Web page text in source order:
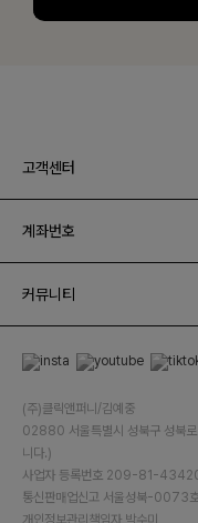
고객센터
계좌번호
커뮤니티
(주)클릭앤퍼니/김예중
02880 서울특별시 성북구 성북
니다.)
사업자 등록번호 209-81-
통신판매업신고 서울성북-0073
개인정보관리책임자 박수미